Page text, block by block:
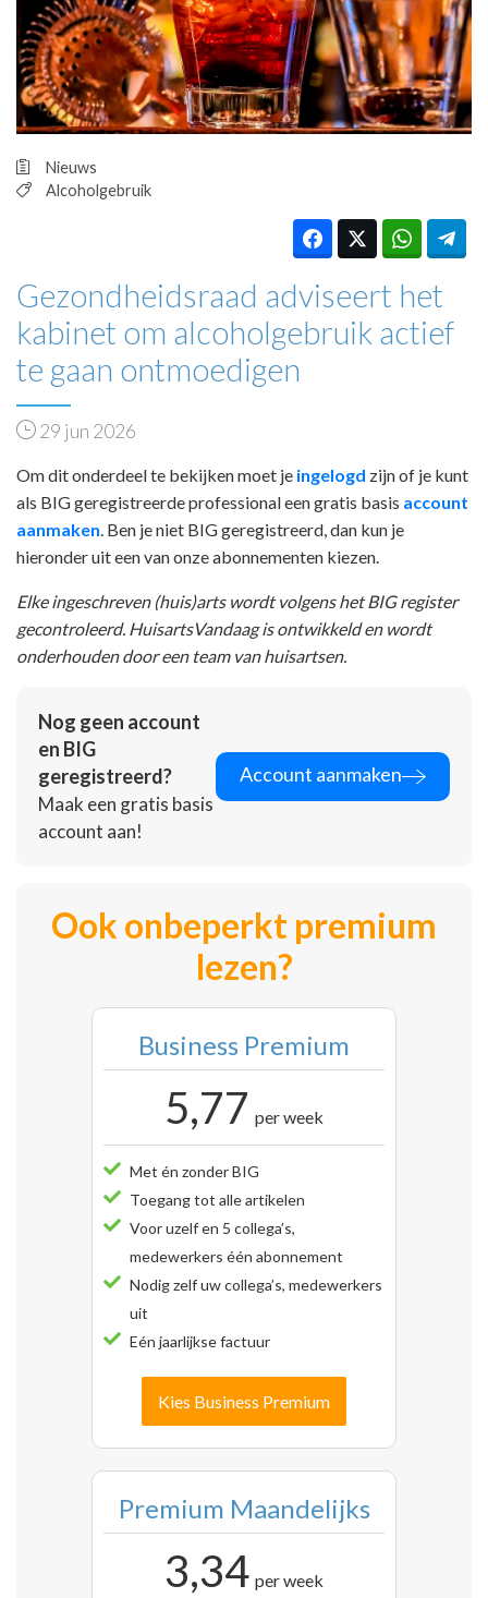
PRAKTIJKZAKEN
TARIEVEN
VPHUISARTSEN
MEDISCHE VAKHANDEL
REGISTRATIE
Nieuws
Alcoholgebruik
Gezondheidsraad adviseert het
kabinet om alcoholgebruik actief
te gaan ontmoedigen
29 jun 2026
Om dit onderdeel te bekijken moet je ingelogd zijn of je kunt
als BIG geregistreerde professional een gratis basis account
aanmaken . Ben je niet BIG geregistreerd, dan kun je
hieronder uit een van onze abonnementen kiezen.
Elke ingeschreven (huis)arts wordt volgens het BIG register
gecontroleerd. HuisartsVandaag is ontwikkeld en wordt
onderhouden door een team van huisartsen.
Nog geen account
en BIG
geregistreerd?
Maak een gratis basis
account aan!
Account aanmaken
Ook onbeperkt premium
lezen?
Business Premium
5,77 per week
Met én zonder BIG
Toegang tot alle artikelen
Voor uzelf en 5 collega’s,
medewerkers één abonnement
Nodig zelf uw collega’s, medewerkers
uit
Eén jaarlijkse factuur
Kies Business Premium
Premium Maandelijks
3,34 per week